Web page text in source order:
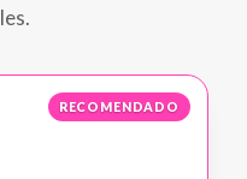
RECOMENDADO